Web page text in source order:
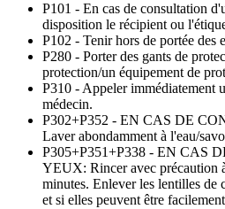
P101 - En cas de consultation
disposition le récipient ou
P102 - Tenir hors de portée des
P280 - Porter des gants de
protection/un équipement de
P310 - Appeler immédiatement
médecin.
P302+P352 - EN CAS DE
Laver abondamment à l'eau/
P305+P351+P338 - EN CAS
YEUX: Rincer avec précaution
minutes. Enlever les lentilles de
et si elles peuvent être